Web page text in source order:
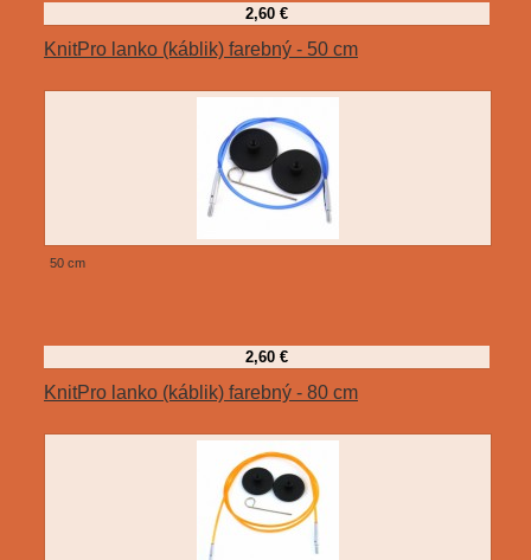
2,60 €
KnitPro lanko (káblik) farebný - 50 cm
50 cm
2,60 €
KnitPro lanko (káblik) farebný - 80 cm